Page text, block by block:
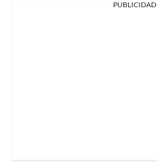
PUBLICIDAD